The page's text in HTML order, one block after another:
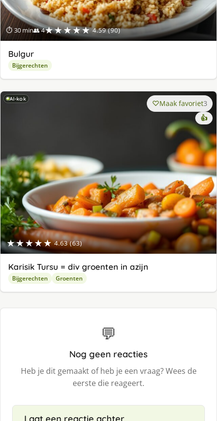
⏱ 30 min👥 4★★★★★ 4.59 (90)
Bulgur
Bijgerechten
AI-kok
★★★★★ 4.63 (63)
Maak favoriet3
👍
Karisik Tursu = div groenten in azijn
Bijgerechten Groenten
💬
Nog geen reacties
Heb je dit gemaakt of heb je een vraag? Wees de
eerste die reageert.